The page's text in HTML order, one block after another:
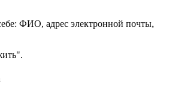
ФИО, адрес электронной почты,